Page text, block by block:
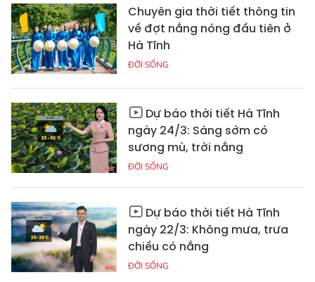
Chuyên gia thời tiết thông tin
về đợt nắng nóng đầu tiên ở
Hà Tĩnh
ĐỜI SỐNG
Dự báo thời tiết Hà Tĩnh
ngày 24/3: Sáng sớm có
sương mù, trời nắng
ĐỜI SỐNG
Dự báo thời tiết Hà Tĩnh
ngày 22/3: Không mưa, trưa
chiều có nắng
ĐỜI SỐNG